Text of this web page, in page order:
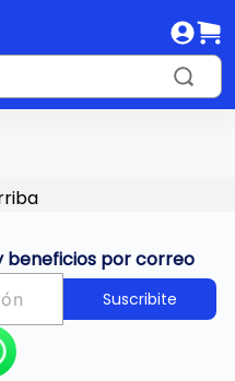
beneficios por correo
Suscribite